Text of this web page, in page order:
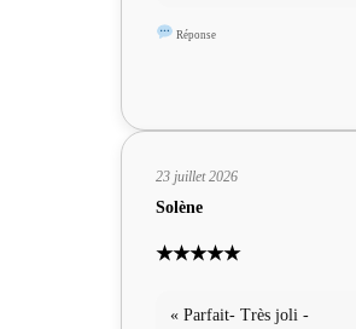
Réponse
23 juillet 2026
Solène
★★★★★
« Parfait- Très joli -